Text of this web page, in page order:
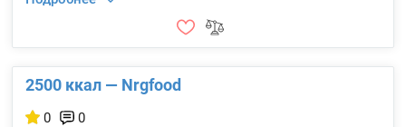
2500 ккал — Nrgfood
0 0